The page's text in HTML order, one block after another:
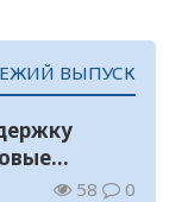
ВЫПУСК
58 0